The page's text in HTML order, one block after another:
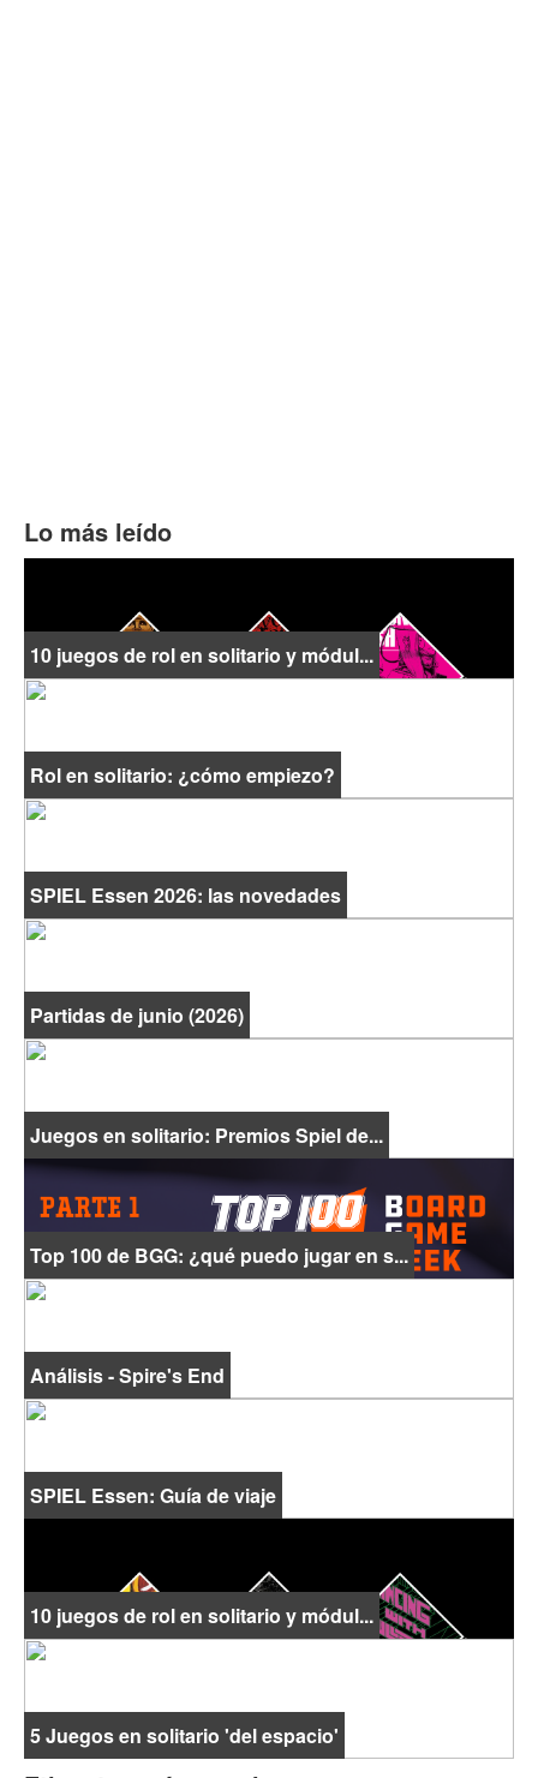
Lo más leído
10 juegos de rol en solitario y módul...
Rol en solitario: ¿cómo empiezo?
SPIEL Essen 2026: las novedades
Partidas de junio (2026)
Juegos en solitario: Premios Spiel de...
Top 100 de BGG: ¿qué puedo jugar en s...
Análisis - Spire's End
SPIEL Essen: Guía de viaje
10 juegos de rol en solitario y módul...
5 Juegos en solitario 'del espacio'